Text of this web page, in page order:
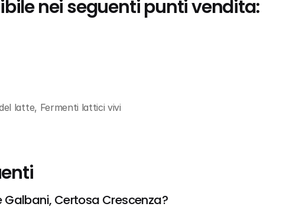
nei seguenti punti vendita:
latte, Fermenti lattici vivi
Certosa Crescenza?